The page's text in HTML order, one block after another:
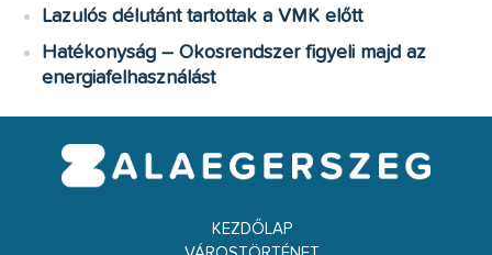
Lazulós délutánt tartottak a VMK előtt
Hatékonyság – Okosrendszer figyeli majd az
energiafelhasználást
KEZDŐLAP